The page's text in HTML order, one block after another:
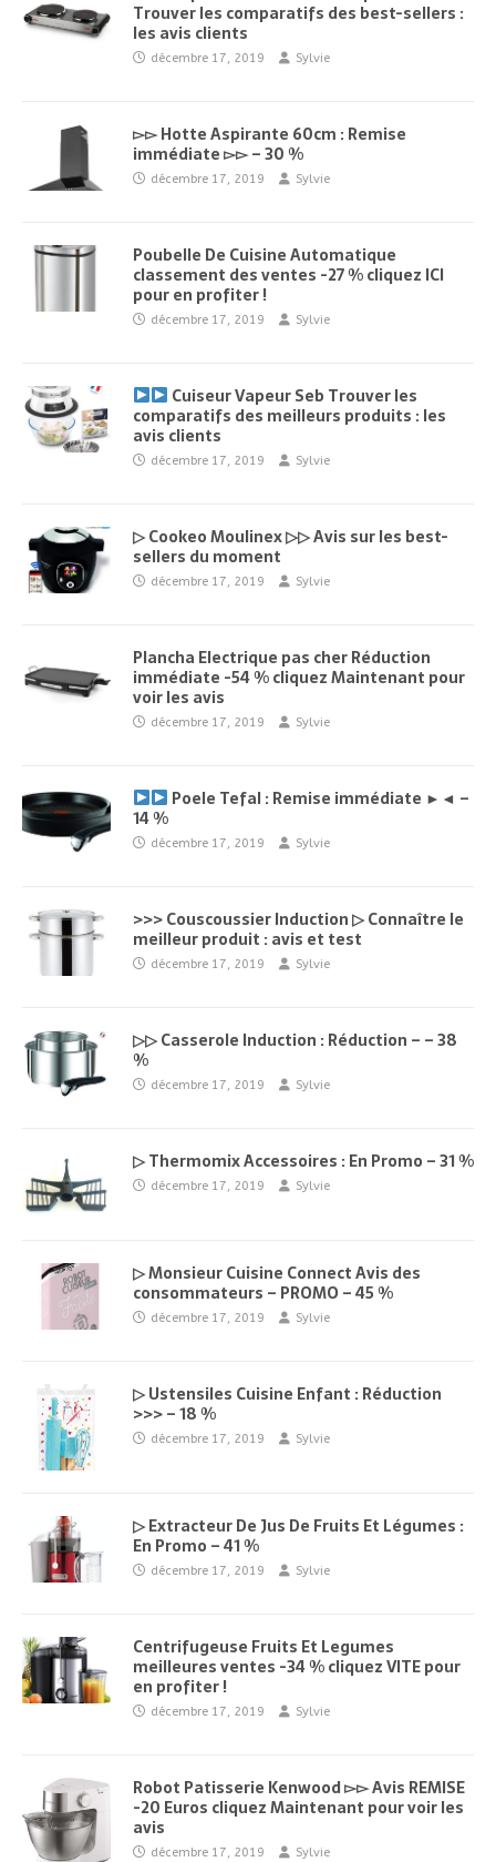
Trouver les comparatifs des best-sellers :
les avis clients
décembre 17, 2019 Sylvie
▻▻ Hotte Aspirante 60cm : Remise
immédiate ▻▻ – 30 %
décembre 17, 2019 Sylvie
Poubelle De Cuisine Automatique
classement des ventes -27 % cliquez ICI
pour en profiter !
décembre 17, 2019 Sylvie
Cuiseur Vapeur Seb Trouver les
comparatifs des meilleurs produits : les
avis clients
décembre 17, 2019 Sylvie
▷ Cookeo Moulinex ▷▷ Avis sur les best-
sellers du moment
décembre 17, 2019 Sylvie
Plancha Electrique pas cher Réduction
immédiate -54 % cliquez Maintenant pour
voir les avis
décembre 17, 2019 Sylvie
Poele Tefal : Remise immédiate ►◄ –
14 %
décembre 17, 2019 Sylvie
>>> Couscoussier Induction ▷ Connaître le
meilleur produit : avis et test
décembre 17, 2019 Sylvie
▷▷ Casserole Induction : Réduction – – 38
%
décembre 17, 2019 Sylvie
▷ Thermomix Accessoires : En Promo – 31 %
décembre 17, 2019 Sylvie
▷ Monsieur Cuisine Connect Avis des
consommateurs – PROMO – 45 %
décembre 17, 2019 Sylvie
▷ Ustensiles Cuisine Enfant : Réduction
>>> – 18 %
décembre 17, 2019 Sylvie
▷ Extracteur De Jus De Fruits Et Légumes :
En Promo – 41 %
décembre 17, 2019 Sylvie
Centrifugeuse Fruits Et Legumes
meilleures ventes -34 % cliquez VITE pour
en profiter !
décembre 17, 2019 Sylvie
Robot Patisserie Kenwood ▻▻ Avis REMISE
-20 Euros cliquez Maintenant pour voir les
avis
décembre 17, 2019 Sylvie